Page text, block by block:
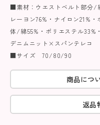
■素材：ウエストベルト部分/
レーヨン76%・ナイロン21%
体/綿55%・ポリエステル33%
デニムニット×スパンテレコ
■サイズ 70/80/90
商品につ
返品